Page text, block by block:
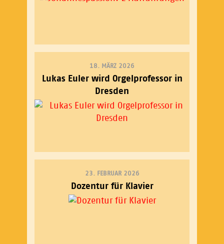
18. MÄRZ 2026
Lukas Euler wird Orgelprofessor in
Dresden
23. FEBRUAR 2026
Dozentur für Klavier